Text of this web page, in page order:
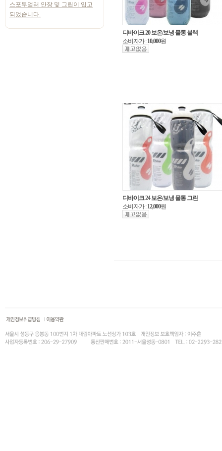
스포투얼러 안장 및 그립이 입고
되었습니다.
디바이크 20 보온/보냉 물통 블랙
소비자가 :10,000원
디바이크 24 보온/보냉 물통 그린
소비자가 :12,000원